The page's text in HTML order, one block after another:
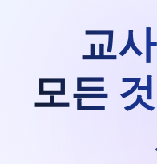
교
모든